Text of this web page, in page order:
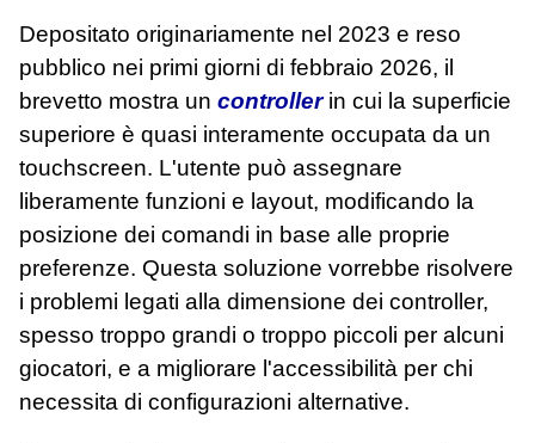
Depositato originariamente nel 2023 e reso
pubblico nei primi giorni di febbraio 2026, il
brevetto mostra un controllerin cui la superficie
superiore è quasi interamente occupata da un
touchscreen. L'utente può assegnare
liberamente funzioni e layout, modificando la
posizione dei comandi in base alle proprie
preferenze. Questa soluzione vorrebbe risolvere
i problemi legati alla dimensione dei controller,
spesso troppo grandi o troppo piccoli per alcuni
giocatori, e a migliorare l'accessibilità per chi
necessita di configurazioni alternative.